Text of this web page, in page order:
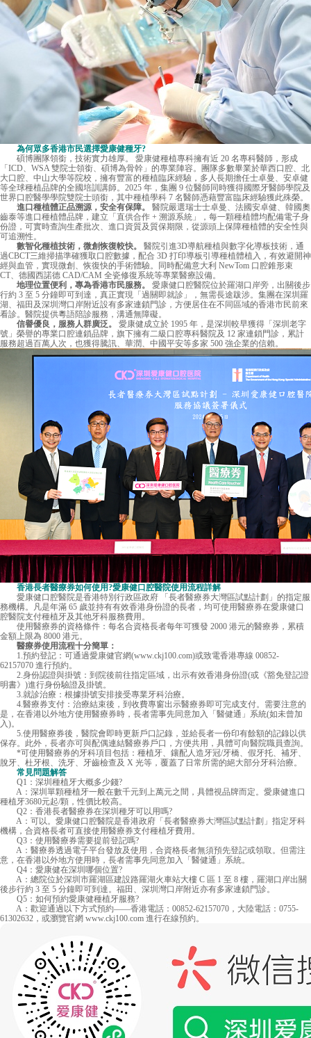
為何眾多香港市民選擇愛康健種牙?
碩博團隊領銜，技術實力雄厚。 愛康健種植專科擁有近 20 名專科醫師，形成
「ICD、WSA 雙院士領銜、碩博為骨幹」的專業陣容。團隊多數畢業於華西口腔、北
大口腔、中山大學等院校，擁有豐富的種植臨床經驗，多人長期擔任士卓曼、安卓健
等全球種植品牌的全國培訓講師。2025 年，集團 9 位醫師同時獲得國際牙醫師學院及
世界口腔醫學學院雙院士頭銜，其中種植學科 7 名醫師憑藉豐富臨床經驗獲此殊榮。
進口種植體正品溯源，安全有保障。
醫院嚴選瑞士士卓曼、法國安卓健、韓國奧
齒泰等進口種植體品牌，建立「直供合作 + 溯源系統」，每一顆種植體均配備電子身
份證，可實時查詢生產批次、進口資質及質保期限，從源頭上保障種植體的安全性與
可追溯性。
數智化種植技術，微創恢復較快。
醫院引進3D導航種植與數字化導板技術，通
過CBCT三維掃描準確獲取口腔數據，配合 3D 打印導板引導種植體植入，有效避開神
經與血管，實現微創、恢復快的手術體驗。同時配備意大利 NewTom 口腔錐形束
CT、德國西諾德 CAD/CAM 全瓷修復系統等專業醫療設備。
地理位置便利，專為香港市民服務。
愛康健口腔醫院位於羅湖口岸旁，出關後步
行約 3 至 5 分鐘即可到達，真正實現「過關即就診」，無需長途跋涉。集團在深圳羅
湖、福田及深圳灣口岸附近設有多家連鎖門診，方便居住在不同區域的香港市民前來
看診。醫院提供粵語陪診服務，溝通無障礙。
信譽優良，服務人群廣泛。
愛康健成立於 1995 年，是深圳較早獲得「深圳老字
號」榮譽的專業口腔連鎖品牌，旗下擁有二級口腔專科醫院及 12 家連鎖門診，累計
服務超過百萬人次，也獲得騰訊、華潤、中國平安等多家 500 強企業的信賴。
香港長者醫療券如何使用?愛康健口腔醫院使用流程詳解
愛康健口腔醫院是香港特別行政區政府 「長者醫療券大灣區試點計劃」的指定服
務機構。凡是年滿 65 歲並持有有效香港身份證的長者，均可使用醫療券在愛康健口
腔醫院支付種植牙及其他牙科服務費用。
使用醫療券的資格條件：每名合資格長者每年可獲發 2000 港元的醫療券，累積
金額上限為 8000 港元。
醫療券使用流程十分簡單：
1.預約登記：可通過愛康健官網(www.ckj100.com)或致電香港專線 00852-
62157070 進行預約。
2.身份認證與掛號：到院後前往指定區域，出示有效香港身份證(或《豁免登記證
明書》)進行身份驗證及掛號。
3.就診治療：根據掛號安排接受專業牙科治療。
4.醫療券支付：治療結束後，到收費專窗出示醫療券即可完成支付。需要注意的
是，在香港以外地方使用醫療券時，長者需事先同意加入「醫健通」系統(如未曾加
入)。
5.使用醫療券後，醫院會即時更新戶口記錄，並給長者一份印有餘額的記錄以供
保存。此外，長者亦可與配偶連結醫療券戶口，方便共用，具體可向醫院職員查詢。
*可使用醫療券的牙科項目包括：種植牙、鑲配人造牙冠/牙橋、假牙托、補牙、
脫牙、杜牙根、洗牙、牙齒檢查及 X 光等，覆蓋了日常所需的絕大部分牙科治療。
常見問題解答
Q1：深圳種植牙大概多少錢?
A：深圳單顆種植牙一般在數千元到上萬元之間，具體視品牌而定。愛康健進口
種植牙3680元起/顆，性價比較高。
Q2：香港長者醫療券在深圳種牙可以用嗎?
A：可以。愛康健口腔醫院是香港政府「長者醫療券大灣區試點計劃」指定牙科
機構，合資格長者可直接使用醫療券支付種植牙費用。
Q3：使用醫療券需要提前登記嗎?
A：醫療券透過電子平台發放及使用，合資格長者無須預先登記或領取。但需注
意，在香港以外地方使用時，長者需事先同意加入「醫健通」系統。
Q4：愛康健在深圳哪個位置?
A：總院位於深圳市羅湖區建設路羅湖火車站大樓 C 區 1 至 8 樓，羅湖口岸出關
後步行約 3 至 5 分鐘即可到達。福田、深圳灣口岸附近亦有多家連鎖門診。
Q5：如何預約愛康健種植牙服務?
A：歡迎通過以下方式預約——香港電話：00852-62157070，大陸電話：0755-
61302632，或瀏覽官網 www.ckj100.com 進行在線預約。